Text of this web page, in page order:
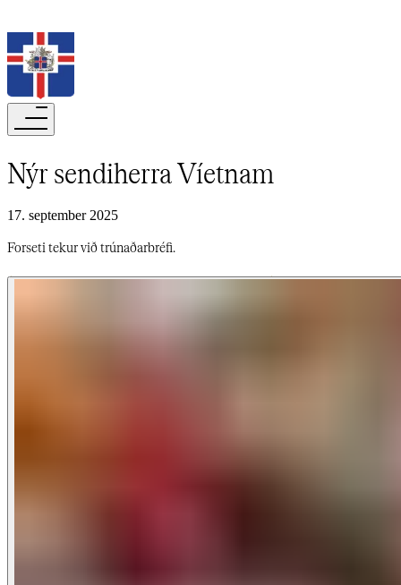
Nýr sendiherra Víetnam​​​​‌ ‍ ​‍​‍‌‍ ‌ ​‍‌‍‍‌‌‍‌ ‌‍‍‌‌‍ ‍​‍​‍​ ‍‍​‍​‍‌ ​ ‌‍​‌‌‍ ‍‌‍‍‌‌ ‌​‌ ‍‌​‍ ‍‌‍‍‌‌‍ ​‍​‍​‍ ​​‍​‍‌‍‍​‌ ​‍‌‍‌‌‌‍‌‍​‍​‍​ ‍‍​‍​‍‌‍‍​‌ ‌​‌ ‌​‌ ​​‌ ​ ​‍ ​‍ ‌‍‌‍‌‍ ‌ ​‍‌ ​ ‌‍‌‌‌ ‌​‌‍‍‌​‍ ‌‌‍‍‌‌ ​ ‌‍ ​‌‍​‌‌‍ ‍‌‍‌​‌ ​ ​‍ ‍‌ ‌‍‌‍‌‌‌ ​‍‌‍​ ‌‍‌‌‌‍ ​​‍ ‍‌‍​‌‌ ​​‌ ​​​‍ ‌ ​ ‌ ‌​‌ ‌‌‌‍‌​‌‍‍‌‌‍ ​‍ ‌‍‍‌‌‍ ‍‌ ‌​‌‍‌‌‌‍ ‍‌ ‌​​‍ ‌‍‌‌‌‍‌​‌‍‍‌‌ ‌​​‍ ‌‍ ‌‌‍ ‌‍‌​‌‍‌‌​ ‌‌ ​​‌ ​‍‌‍‌‌‌ ​ ‌‍‌‌‌‍ ‍‌ ‌​‌‍​‌‌ ‌​‌‍‍‌‌‍ ‌‍ ‍​ ‍ ‌‍‍‌‌‍‌​​ ‌‌ ​ ‌​‍‌‌​‌​‌‍‍​‌​​‌‌‍‌​‌‍​ ​ ‌‌‌‌‌​‌​​ ‌‌‍​‌‌​ ‌‌‌‌‌​‍‌​ ‌​‌​ ‌​ ​ ‌‌​ ‌‌‌​‌​‌‌​ ‌​‌​ ​​ ‍ ‌ ‌​‌ ‍‌‌ ​​‌‍‌‌​ ‌‌‍ ‍‌‍‌‌‌ ‌ ‌ ​ ​ ‍ ‌ ​​‌‍​‌‌ ‌​‌‍‍​​ ‌‌ ‌​‌‍‍‌‌ ‌​‌‍ ​‌‍‌‌​ ‌‍​‍‌‍​‌‌ ​ ‌‍‌‌‌‌‌‌‌ ​‍‌‍ ​​ ‌‌‍‍​‌ ‌​‌ ‌​‌ ​​‌ ​ ​‍‌‌​ ​‍‌​‌‍​‍‌‌​ ​‍‌​‌‍‌‍‌‍‌‍ ‌ ​‍‌ ​ ‌‍‌‌‌ ‌​‌‍‍‌​‍ ‌‌‍‍‌‌ ​ ‌‍ ​‌‍​‌‌‍ ‍‌‍‌​‌ ​ ​‍ ‍‌ ‌‍‌‍‌‌‌ ​‍‌‍​ ‌‍‌‌‌‍ ​​‍ ‍‌‍​‌‌ ​​‌ ​​​‍‌‌​ ​‍‌​‌‍‌ ​ ‌ ‌​‌ ‌‌‌‍‌​‌‍‍‌‌‍ ​‍‌‍‌‍‍‌‌‍‌​​ ‌‌ ​ ‌​‍‌‌​‌​‌‍‍​‌​​‌‌‍‌​‌‍​ ​ ‌‌‌‌‌​‌​​ ‌‌‍​‌‌​ ‌‌‌‌‌​‍‌​ ‌​‌​ ‌​ ​ ‌‌​ ‌‌‌​‌​‌‌​ ‌​‌​ ​​‍‌‍‌ ‌​‌ ‍‌‌ ​​‌‍‌‌​ ‌‌‍ ‍‌‍‌‌‌ ‌ ‌ ​ ​‍‌‍‌ ​​‌‍​‌‌ ‌​‌‍‍​​ ‌‌ ‌​‌‍‍‌‌ ‌​‌‍ ​‌‍‌‌​‍‌‍‌ ​​‌‍‌‌‌ ​‍‌ ​ ‌ ​​‌‍‌‌‌‍​ ‌ ‌​‌‍‍‌‌ ‌‍‌‍‌‌​ ‌‌ ​​‌ ‌‌‌‍​‍‌‍ ​‌‍‍‌‌ ​ ‌‍‍​‌‍‌‌‌‍‌​​‍​‍‌ ‌
17. september 2025
Forseti tekur við trúnaðarbréfi.​​​​‌ ‍ ​‍​‍‌‍ ‌ ​‍‌‍‍‌‌‍‌ ‌‍‍‌‌‍ ‍​‍​‍​ ‍‍​‍​‍‌ ​ ‌‍​‌‌‍ ‍‌‍‍‌‌ ‌​‌ ‍‌​‍ ‍‌‍‍‌‌‍ ​‍​‍​‍ ​​‍​‍‌‍‍​‌ ​‍‌‍‌‌‌‍‌‍​‍​‍​ ‍‍​‍​‍‌‍‍​‌ ‌​‌ ‌​‌ ​​‌ ​ ​‍ ​‍ ‌‍‌‍‌‍ ‌ ​‍‌ ​ ‌‍‌‌‌ ‌​‌‍‍‌​‍ ‌‌‍‍‌‌ ​ ‌‍ ​‌‍​‌‌‍ ‍‌‍‌​‌ ​ ​‍ ‍‌ ‌‍‌‍‌‌‌ ​‍‌‍​ ‌‍‌‌‌‍ ​​‍ ‍‌‍​‌‌ ​​‌ ​​​‍ ‌ ​ ‌ ‌​‌ ‌‌‌‍‌​‌‍‍‌‌‍ ​‍ ‌‍‍‌‌‍ ‍‌ ‌​‌‍‌‌‌‍ ‍‌ ‌​​‍ ‌‍‌‌‌‍‌​‌‍‍‌‌ ‌​​‍ ‌‍ ‌‌‍ ‌‍‌​‌‍‌‌​ ‌‌ ​​‌ ​‍‌‍‌‌‌ ​ ‌‍‌‌‌‍ ‍‌ ‌​‌‍​‌‌ ‌​‌‍‍‌‌‍ ‌‍ ‍​ ‍ ‌‍‍‌‌‍‌​​ ‌‌ ​ ‌​‍‌‌​‌​‌‍‍​‌​​‌‌‍‌​‌‍​ ​ ‌‌‌‌‌​‌​​ ‌‌‍​‌‌​ ‌‌‌‌‌​‍‌​ ‌​‌​ ‌​ ​ ‌‌​ ‌‌‌​‌​‌‌​ ‌​‌​ ​​ ‍ ‌ ‌​‌ ‍‌‌ ​​‌‍‌‌​ ‌‌‍ ‍‌‍‌‌‌ ‌ ‌ ​ ​ ‍ ‌ ​​‌‍​‌‌ ‌​‌‍‍​​ ‌‌‍‌​‌‍‌‌‌ ​ ‌‍​ ‌ ​‍‌‍‍‌‌ ​​‌ ‌​‌‍‍‌‌‍ ‌‍ ‍​ ‌‍​‍‌‍​‌‌ ​ ‌‍‌‌‌‌‌‌‌ ​‍‌‍ ​​ ‌‌‍‍​‌ ‌​‌ ‌​‌ ​​‌ ​ ​‍‌‌​ ​‍‌​‌‍​‍‌‌​ ​‍‌​‌‍‌‍‌‍‌‍ ‌ ​‍‌ ​ ‌‍‌‌‌ ‌​‌‍‍‌​‍ ‌‌‍‍‌‌ ​ ‌‍ ​‌‍​‌‌‍ ‍‌‍‌​‌ ​ ​‍ ‍‌ ‌‍‌‍‌‌‌ ​‍‌‍​ ‌‍‌‌‌‍ ​​‍ ‍‌‍​‌‌ ​​‌ ​​​‍‌‌​ ​‍‌​‌‍‌ ​ ‌ ‌​‌ ‌‌‌‍‌​‌‍‍‌‌‍ ​‍‌‍‌‍‍‌‌‍‌​​ ‌‌ ​ ‌​‍‌‌​‌​‌‍‍​‌​​‌‌‍‌​‌‍​ ​ ‌‌‌‌‌​‌​​ ‌‌‍​‌‌​ ‌‌‌‌‌​‍‌​ ‌​‌​ ‌​ ​ ‌‌​ ‌‌‌​‌​‌‌​ ‌​‌​ ​​‍‌‍‌ ‌​‌ ‍‌‌ ​​‌‍‌‌​ ‌‌‍ ‍‌‍‌‌‌ ‌ ‌ ​ ​‍‌‍‌ ​​‌‍​‌‌ ‌​‌‍‍​​ ‌‌‍‌​‌‍‌‌‌ ​ ‌‍​ ‌ ​‍‌‍‍‌‌ ​​‌ ‌​‌‍‍‌‌‍ ‌‍ ‍​‍‌‍‌ ​​‌‍‌‌‌ ​‍‌ ​ ‌ ​​‌‍‌‌‌‍​ ‌ ‌​‌‍‍‌‌ ‌‍‌‍‌‌​ ‌‌ ​​‌ ‌‌‌‍​‍‌‍ ​‌‍‍‌‌ ​ ‌‍‍​‌‍‌‌‌‍‌​​‍​‍‌ ‌